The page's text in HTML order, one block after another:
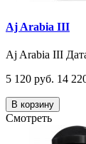
Aj Arabia III
Aj Arabia III
5 120 руб. 14
В корзину
Смотреть